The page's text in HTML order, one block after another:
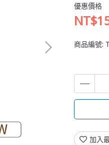
優惠價格
商品編號:
加入